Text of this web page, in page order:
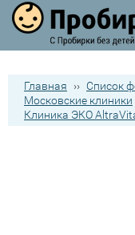
Главная ›› Список
Московские клиники
Клиника ЭКО